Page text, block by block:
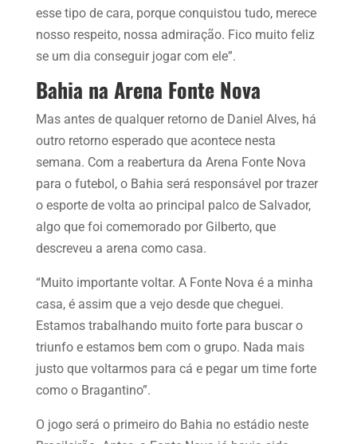
esse tipo de cara, porque conquistou tudo, merece
nosso respeito, nossa admiração. Fico muito feliz
se um dia conseguir jogar com ele”.
Bahia na Arena Fonte Nova
Mas antes de qualquer retorno de Daniel Alves, há
outro retorno esperado que acontece nesta
semana. Com a reabertura da Arena Fonte Nova
para o futebol, o Bahia será responsável por trazer
o esporte de volta ao principal palco de Salvador,
algo que foi comemorado por Gilberto, que
descreveu a arena como casa.
“Muito importante voltar. A Fonte Nova é a minha
casa, é assim que a vejo desde que cheguei.
Estamos trabalhando muito forte para buscar o
triunfo e estamos bem com o grupo. Nada mais
justo que voltarmos para cá e pegar um time forte
como o Bragantino”.
O jogo será o primeiro do Bahia no estádio neste